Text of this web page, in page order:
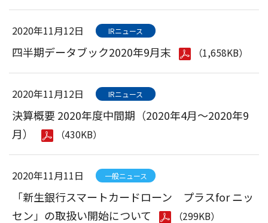
2020年11月12日 IRニュース
四半期データブック2020年9月末 （1,658KB）
2020年11月12日 IRニュース
決算概要 2020年度中間期（2020年4月～2020年9
月）
（430KB）
2020年11月11日 一般ニュース
「新生銀行スマートカードローン プラスfor ニッ
セン」の取扱い開始について
（299KB）